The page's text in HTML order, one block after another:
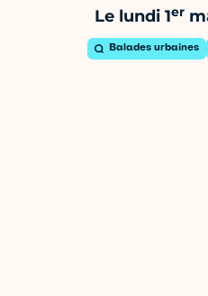
Le lundi 1er
Balades urbaines